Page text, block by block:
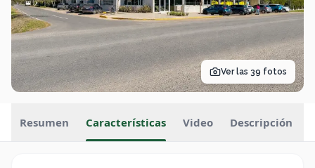
Ver las 39 fotos
Resumen Características Video Descripción